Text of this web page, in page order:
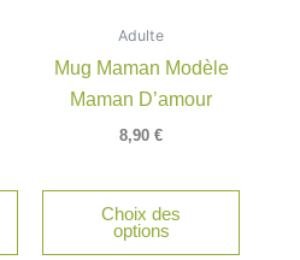
Adulte
Mug Maman Modèle
Maman D’amour
8,90 €
Choix des
options